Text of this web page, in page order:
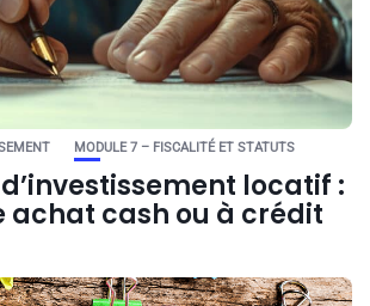
MODULE 7 – FISCALITÉ ET STATUTS
locatif :
achat cash ou à crédit